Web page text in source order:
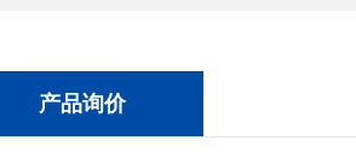
产品询价